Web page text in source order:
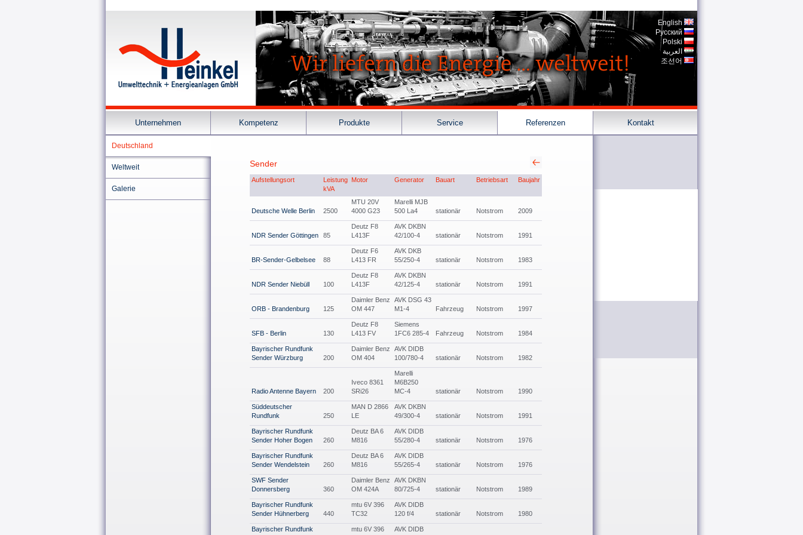
Unternehmen Kompetenz Produkte Service Referenzen Kontakt
English
Pусский
Polski
العربية
조선어
Deutschland
Weltweit
Galerie
Sender
Aufstellungsort
Leistung
kVA
Motor Generator Bauart Betriebsart Baujahr
Deutsche Welle Berlin 2500
MTU 20V
4000 G23
Marelli MJB
500 La4
stationär Notstrom 2009
NDR Sender Göttingen 85
Deutz F8
L413F
AVK DKBN
42/100-4
stationär Notstrom 1991
BR-Sender-Gelbelsee 88
Deutz F6
L413 FR
AVK DKB
55/250-4
stationär Notstrom 1983
NDR Sender Niebüll 100
Deutz F8
L413F
AVK DKBN
42/125-4
stationär Notstrom 1991
ORB - Brandenburg 125
Daimler Benz
OM 447
AVK DSG 43
M1-4
Fahrzeug Notstrom 1997
SFB - Berlin 130
Deutz F8
L413 FV
Siemens
1FC6 285-4
Fahrzeug Notstrom 1984
Bayrischer Rundfunk
Sender Würzburg
200
Daimler Benz
OM 404
AVK DIDB
100/780-4
stationär Notstrom 1982
Radio Antenne Bayern 200
Iveco 8361
SRi26
Marelli
M6B250
MC-4
stationär Notstrom 1990
Süddeutscher
Rundfunk
250
MAN D 2866
LE
AVK DKBN
49/300-4
stationär Notstrom 1991
Bayrischer Rundfunk
Sender Hoher Bogen
260
Deutz BA 6
M816
AVK DIDB
55/280-4
stationär Notstrom 1976
Bayrischer Rundfunk
Sender Wendelstein
260
Deutz BA 6
M816
AVK DIDB
55/265-4
stationär Notstrom 1976
SWF Sender
Donnersberg
360
Daimler Benz
OM 424A
AVK DKBN
80/725-4
stationär Notstrom 1989
Bayrischer Rundfunk
Sender Hühnerberg
440
mtu 6V 396
TC32
AVK DIDB
120 f/4
stationär Notstrom 1980
Bayrischer Rundfunk
mtu 6V 396
AVK DIDB